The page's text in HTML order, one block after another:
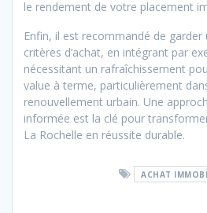
le rendement de votre placement
Enfin, il est recommandé de garder
critères d’achat, en intégrant par
nécessitant un rafraîchissement
value à terme, particulièrement
renouvellement urbain. Une
informée est la clé pour
La Rochelle en réussite durable.
ACHAT